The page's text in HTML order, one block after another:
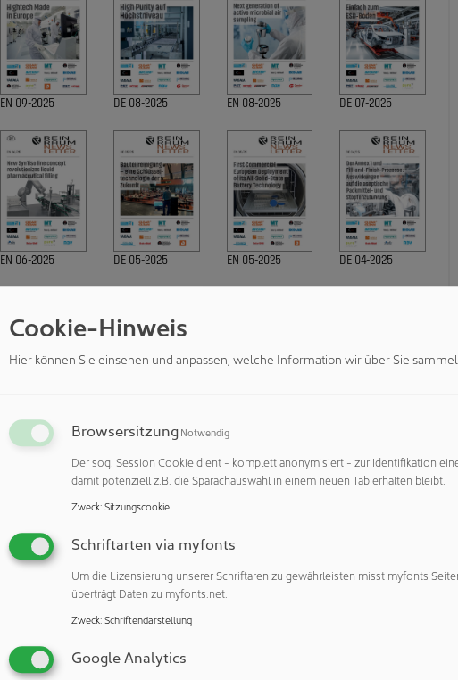
EN 09-2025 DE 08-2025 EN 08-2025 DE 07-2025
EN 06-2025 DE 05-2025 EN 05-2025 DE 04-2025
DE 02-2025
EN 11-2024 DE 10-2024
Cookie-Hinweis
Hier können Sie einsehen und anpassen, welche Information wir über Sie
Browsersitzung Notwendig
Der sog. Session Cookie dient - komplett anonymisiert - zur Identifikation
damit potenziell z.B. die Sparachauswahl in einem neuen Tab erhalten bleibt.
Zweck: Sitzungscookie
Schriftarten via myfonts
Um die Lizensierung unserer Schriftaren zu gewährleisten misst myfonts
überträgt Daten zu myfonts.net.
Zweck: Schriftendarstellung
Google Analytics